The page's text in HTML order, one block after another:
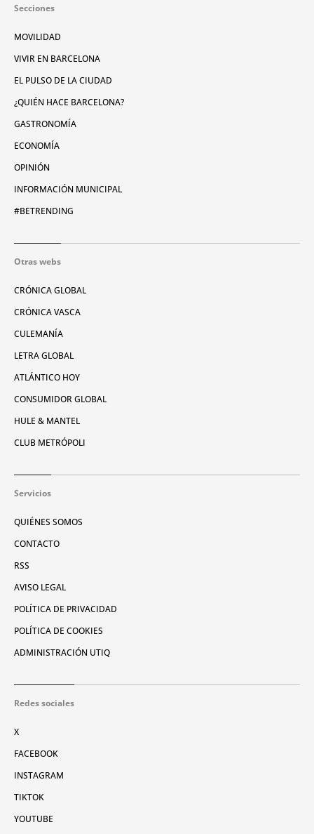
Secciones
MOVILIDAD
VIVIR EN BARCELONA
EL PULSO DE LA CIUDAD
¿QUIÉN HACE BARCELONA?
GASTRONOMÍA
ECONOMÍA
OPINIÓN
INFORMACIÓN MUNICIPAL
#BETRENDING
Otras webs
CRÓNICA GLOBAL
CRÓNICA VASCA
CULEMANÍA
LETRA GLOBAL
ATLÁNTICO HOY
CONSUMIDOR GLOBAL
HULE & MANTEL
CLUB METRÓPOLI
Servicios
QUIÉNES SOMOS
CONTACTO
RSS
AVISO LEGAL
POLÍTICA DE PRIVACIDAD
POLÍTICA DE COOKIES
ADMINISTRACIÓN UTIQ
Redes sociales
X
FACEBOOK
INSTAGRAM
TIKTOK
YOUTUBE